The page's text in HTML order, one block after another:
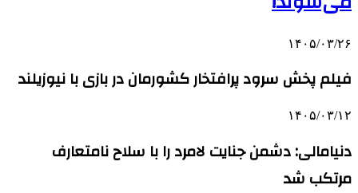
۱۴۰۵/۰۳/۲۶
فیلم پخش سرود پرافتخار کشورمان در بازی با نیوزیلند
۱۴۰۵/۰۳/۱۲
دنیامالی: دشمن جنایت لامرد را با سلاح نامتعارف
مرتکب شد